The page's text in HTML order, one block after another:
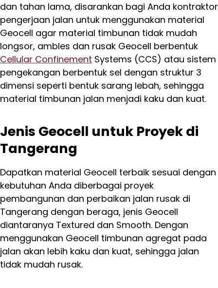
dan tahan lama, disarankan bagi Anda kontraktor
pengerjaan jalan untuk menggunakan material
Geocell agar material timbunan tidak mudah
longsor, ambles dan rusak Geocell berbentuk
Cellular Confinement Systems (CCS) atau sistem
pengekangan berbentuk sel dengan struktur 3
dimensi seperti bentuk sarang lebah, sehingga
material timbunan jalan menjadi kaku dan kuat.
Jenis Geocell untuk Proyek di
Tangerang
Dapatkan material Geocell terbaik sesuai dengan
kebutuhan Anda diberbagai proyek
pembangunan dan perbaikan jalan rusak di
Tangerang dengan beraga, jenis Geocell
diantaranya Textured dan Smooth. Dengan
menggunakan Geocell timbunan agregat pada
jalan akan lebih kaku dan kuat, sehingga jalan
tidak mudah rusak.